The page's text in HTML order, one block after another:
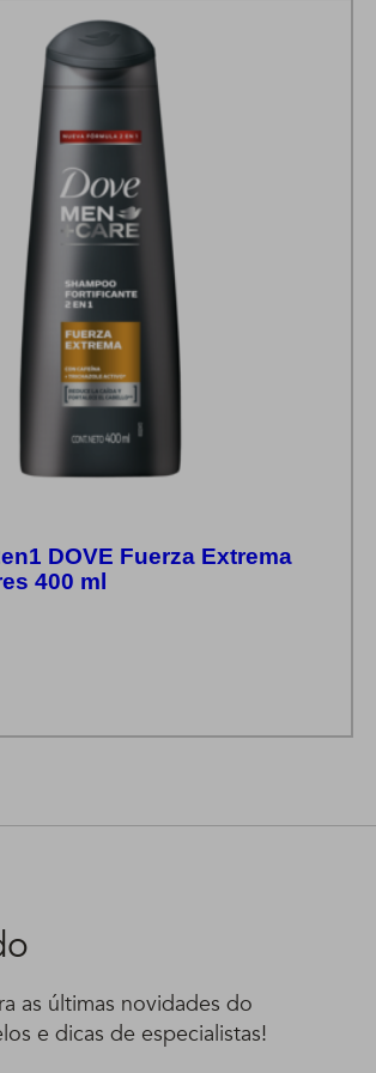
DOVE Fuerza Extrema
400 ml
as últimas novidades do
e dicas de especialistas!